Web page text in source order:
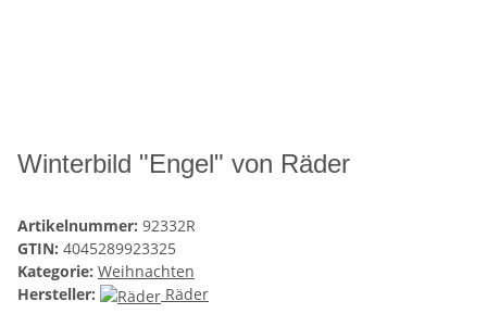
Winterbild "Engel" von Räder
Artikelnummer: 92332R
GTIN: 4045289923325
Kategorie: Weihnachten
Hersteller:
Räder